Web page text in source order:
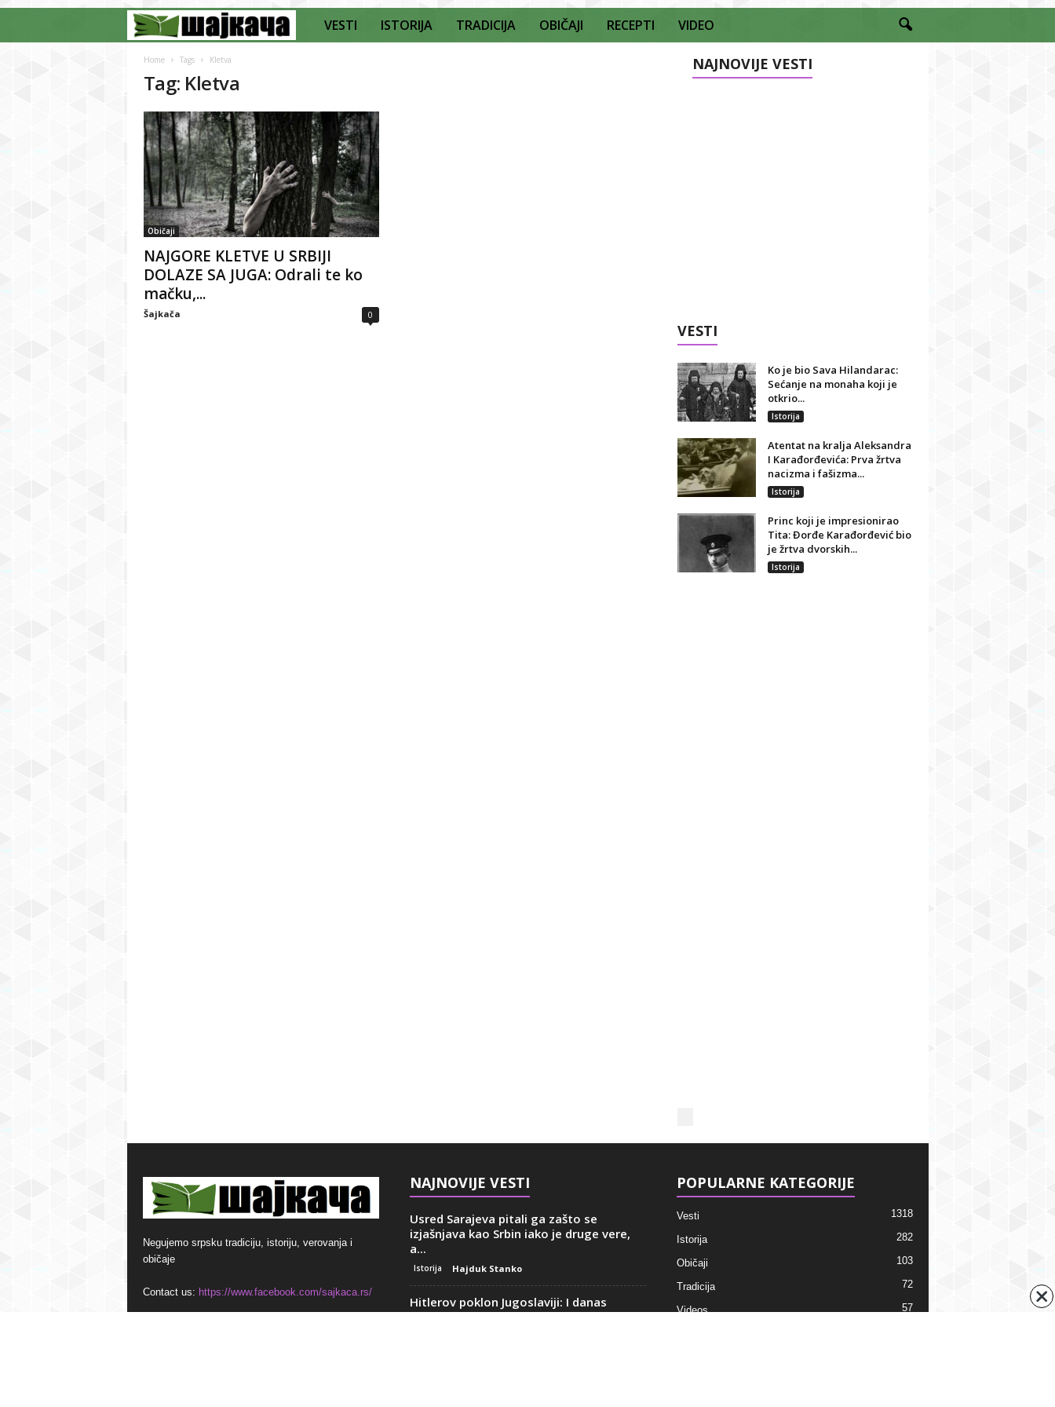
k
a
č
a
VESTI ISTORIJA TRADICIJA OBIČAJI RECEPTI VIDEO
Home Tags Kletva
Tag: Kletva
Običaji
NAJGORE KLETVE U SRBIJI
DOLAZE SA JUGA: Odrali te ko
mačku,...
Šajkača 0
NAJNOVIJE VESTI
VESTI
Ko je bio Sava Hilandarac:
Sećanje na monaha koji je
otkrio...
Istorija
Atentat na kralja Aleksandra
I Karađorđevića: Prva žrtva
nacizma i fašizma...
Istorija
Princ koji je impresionirao
Tita: Đorđe Karađorđević bio
je žrtva dvorskih...
Istorija
Negujemo srpsku tradiciju, istoriju, verovanja i
običaje
Contact us: https://www.facebook.com/sajkaca.rs/
NAJNOVIJE VESTI
Usred Sarajeva pitali ga zašto se
izjašnjava kao Srbin iako je druge vere,
a...
Istorija Hajduk Stanko
Hitlerov poklon Jugoslaviji: I danas
ponosno stoji u Beogradu i svako ko
POPULARNE KATEGORIJE
Vesti 1318
Istorija 282
Običaji 103
Tradicija 72
Videos 57